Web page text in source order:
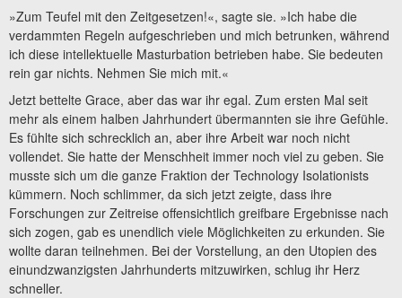
»Zum Teufel mit den Zeitgesetzen!«, sagte sie. »Ich habe die
verdammten Regeln aufgeschrieben und mich betrunken, während
ich diese intellektuelle Masturbation betrieben habe. Sie bedeuten
rein gar nichts. Nehmen Sie mich mit.«
Jetzt bettelte Grace, aber das war ihr egal. Zum ersten Mal seit
mehr als einem halben Jahrhundert übermannten sie ihre Gefühle.
Es fühlte sich schrecklich an, aber ihre Arbeit war noch nicht
vollendet. Sie hatte der Menschheit immer noch viel zu geben. Sie
musste sich um die ganze Fraktion der Technology Isolationists
kümmern. Noch schlimmer, da sich jetzt zeigte, dass ihre
Forschungen zur Zeitreise offensichtlich greifbare Ergebnisse nach
sich zogen, gab es unendlich viele Möglichkeiten zu erkunden. Sie
wollte daran teilnehmen. Bei der Vorstellung, an den Utopien des
einundzwanzigsten Jahrhunderts mitzuwirken, schlug ihr Herz
schneller.